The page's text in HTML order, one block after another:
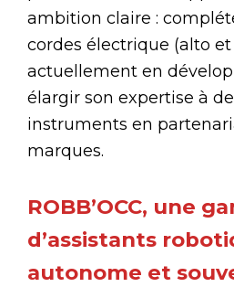
ambition claire :
cordes électrique (alto
actuellement en
élargir son expertise à
instruments en
marques.
ROBB’OCC, une
d’assistants
autonome et